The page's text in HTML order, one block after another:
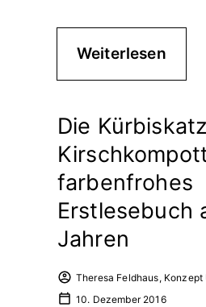
Weiterlesen
Die
farbenfrohes
Erstlesebuch
Jahren
Theresa Feldhaus,
10. Dezember 2016